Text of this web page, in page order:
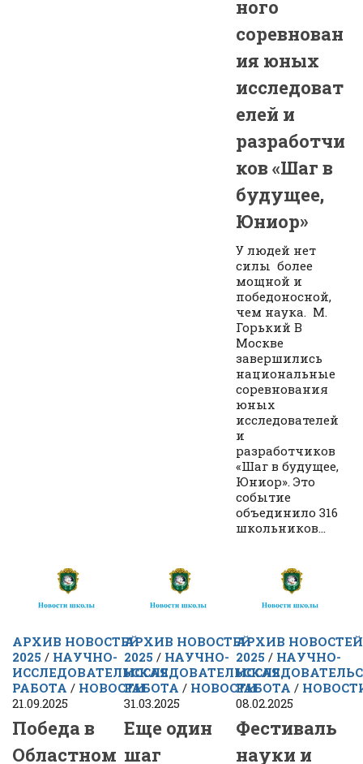
ного
соревнован
ия юных
исследоват
елей и
разработчи
ков «Шаг в
будущее,
Юниор»
У людей нет
силы более
мощной и
победоносной,
чем наука. М.
Горький В
Москве
завершились
национальные
соревнования
юных
исследователей
и
разработчиков
«Шаг в будущее,
Юниор». Это
событие
объединило 316
школьников...
АРХИВ НОВОСТЕЙ
2025 / НАУЧНО-
ИССЛЕДОВАТЕЛЬСКАЯ
РАБОТА / НОВОСТИ
21.09.2025
Победа в
Областном
АРХИВ НОВОСТЕЙ
2025 / НАУЧНО-
ИССЛЕДОВАТЕЛЬСКАЯ
РАБОТА / НОВОСТИ
31.03.2025
Еще один
шаг
АРХИВ НОВОСТЕЙ
2025 / НАУЧНО-
РАБОТА /
08.02.2025
Фестиваль
науки и